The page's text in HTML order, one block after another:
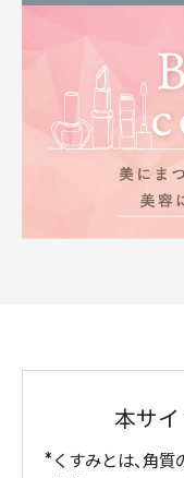
本サイ
くすみとは、角質